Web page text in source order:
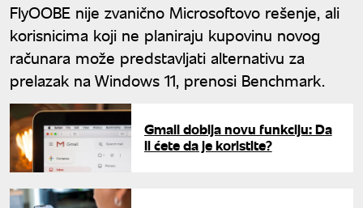
FlyOOBE nije zvanično Microsoftovo rešenje, ali
korisnicima koji ne planiraju kupovinu novog
računara može predstavljati alternativu za
prelazak na Windows 11, prenosi Benchmark.
Gmail dobija novu funkciju: Da
li ćete da je koristite?